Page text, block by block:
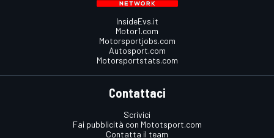
InsideEvs.it
Motor1.com
Motorsportjobs.com
Autosport.com
Motorsportstats.com
Contattaci
Scrivici
Fai pubblicità con Mototsport.com
Contatta il team